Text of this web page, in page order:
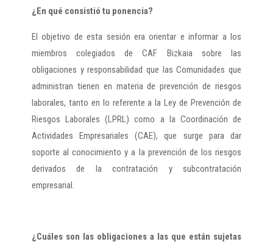
¿En qué consistió tu ponencia?
El objetivo de esta sesión era orientar e informar a los
miembros colegiados de CAF Bizkaia sobre las
obligaciones y responsabilidad que las Comunidades que
administran tienen en materia de prevención de riesgos
laborales, tanto en lo referente a la Ley de Prevención de
Riesgos Laborales (LPRL) como a la Coordinación de
Actividades Empresariales (CAE), que surge para dar
soporte al conocimiento y a la prevención de los riesgos
derivados de la contratación y subcontratación
empresarial.
¿Cuáles son las obligaciones a las que están sujetas